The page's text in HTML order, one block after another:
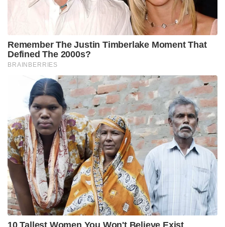
ജീവിക്കാനായി റെസ്റ്റോറന്റുകളിൽ പച്ചക്കറി
അരിയുന്ന ജോലിയും, ടാക്സി ഓടിക്കലും,
പാഴ്സലുകൾ ഡെലിവറി ചെയ്യലുമൊക്കെ നിഖിൽ
ചെയ്തു. ഇതിനിടയിലും കഠിനമായ ഡയറ്റും ക്രിക്കറ്റ്
പരിശീലനവും താരം ഉപേക്ഷിച്ചില്ല. നിഖിലിന്റെ
കരിയർ മാറ്റിമറിച്ചത് 2023-ലെ ബിഗ് ബാഷ് ലീഗ്
ആയിരുന്നു. ഹോബാർട്ട് ഹരികെയ്ൻസ് ടീം
നിഖിലിനെ ടീമിലെടുത്തു. പാകിസ്ഥാൻ പേസർ
ഹാരിസ് റൗഫിനെ സിക്സറിന് പറത്തിക്കൊണ്ട് ഒരു
മത്സരം ജയിപ്പിച്ചതോടെ നിഖിൽ ഓസ്‌ട്രേലിയയിൽ
തരംഗമായി മാറി.
കഴിഞ്ഞ സീസണിൽ ടാസ്മാനിയക്ക് വേണ്ടി ഫസ്റ്റ്
ക്ലാസ് ക്രിക്കറ്റിൽ അരങ്ങേറിയ താരം ആദ്യ
മത്സരത്തിൽ തന്നെ 5 വിക്കറ്റ് വീഴ്ത്തുകയും ബാറ്റ്
കൊണ്ട് ടീമിനെ രക്ഷിക്കുകയും ചെയ്തു. വിദേശ
കളിക്കാർ പൊതുവെ സ്പിന്നിനെതിരെ
ബുദ്ധിമുട്ടാറുണ്ട്. എന്നാൽ ഇന്ത്യയിൽ നിന്നും വന്ന